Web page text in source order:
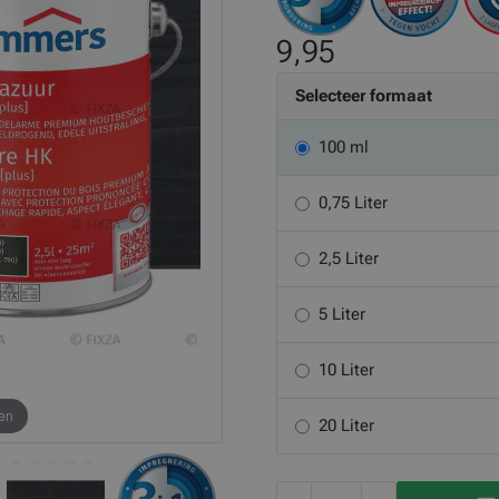
9,95
Selecteer formaat
100 ml
0,75 Liter
2,5 Liter
5 Liter
10 Liter
20 Liter